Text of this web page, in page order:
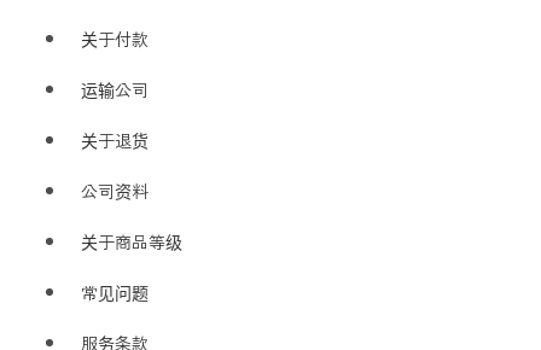
关于付款
运输公司
关于退货
公司资料
关于商品等级
常见问题
服务条款